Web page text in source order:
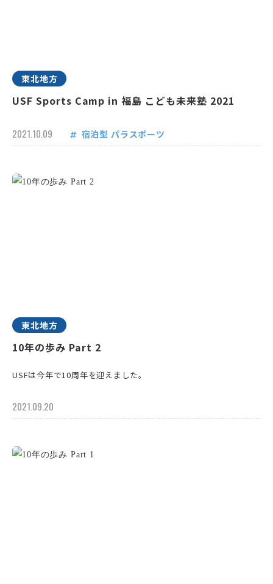
東北地方
USF Sports Camp in 福島 こども未来塾 2021
2021.10.09 宿泊型 パラスポーツ
東北地方
10年の歩み Part 2
USFは今年で10周年を迎えました。
2021.09.20